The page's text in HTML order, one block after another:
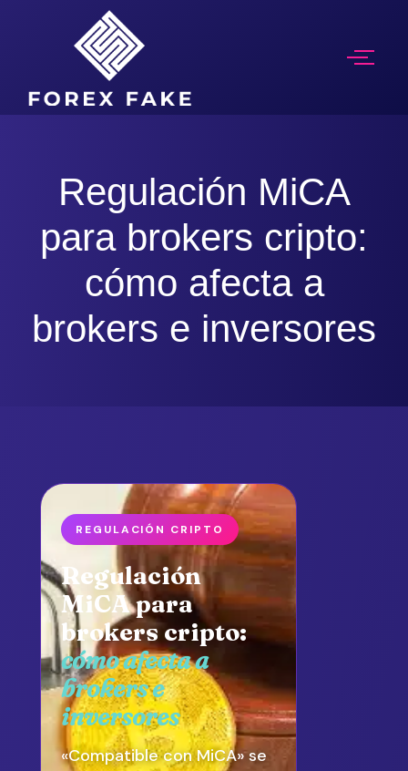
Regulación MiCA
para brokers cripto:
cómo afecta a
brokers e inversores
REGULACIÓN CRIPTO
Regulación
MiCA para
brokers cripto:
cómo afecta a
brokers e
inversores
«Compatible con MiCA» se